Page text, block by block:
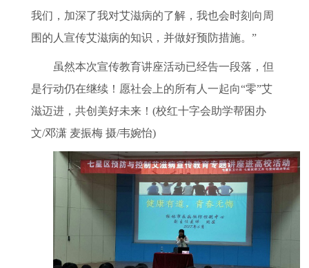
我们，加深了我对艾滋病的了解，我也会时刻向周
围的人宣传艾滋病的知识，并做好预防措施。”
虽然本次宣传教育讲座活动已经告一段落，但
是行动仍在继续！愿社会上的所有人一起向“零”艾
滋迈进，共创美好未来！ (校红十字会助学帮困办
文/邓潇 麦振梅 摄/韦婉怡)